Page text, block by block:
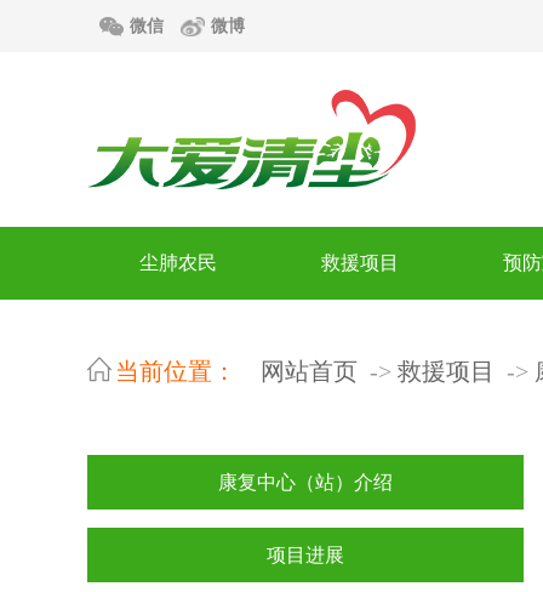
微信 微博
尘肺农民 救援项目 预
当前位置： 网站首页 救援项目
康复中心（站）介绍
项目进展